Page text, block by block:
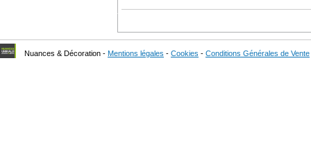
Nuances & Décoration - Mentions légales - Cookies - Conditions Générales de Vente